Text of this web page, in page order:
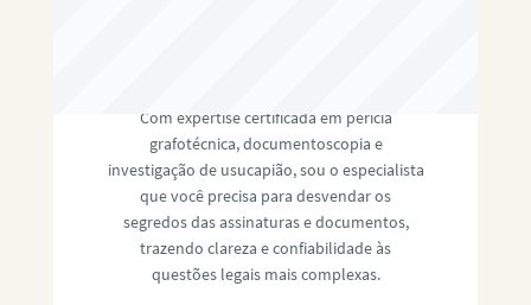
Com expertise certificada em perícia
grafotécnica, documentoscopia e
investigação de usucapião, sou o especialista
que você precisa para desvendar os
segredos das assinaturas e documentos,
trazendo clareza e confiabilidade às
questões legais mais complexas.